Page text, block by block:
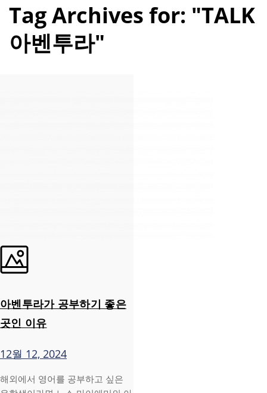
Tag Archives for: "TALK
아벤투라"
아벤투라가 공부하기 좋은
곳인 이유
12월 12, 2024
해외에서 영어를 공부하고 싶은